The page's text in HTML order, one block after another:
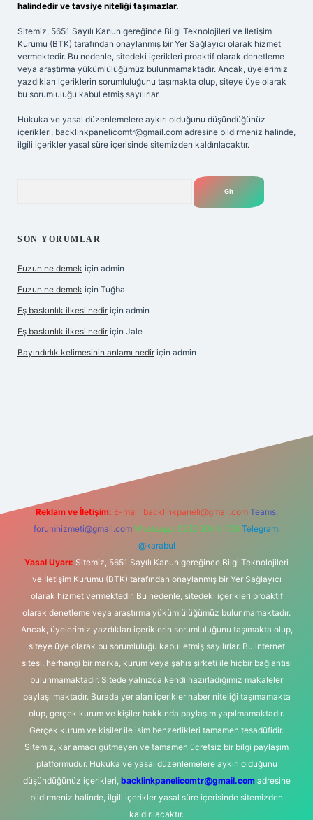
halindedir ve tavsiye niteliği taşımazlar.
Sitemiz, 5651 Sayılı Kanun gereğince Bilgi Teknolojileri ve İletişim
Kurumu (BTK) tarafından onaylanmış bir Yer Sağlayıcı olarak hizmet
vermektedir. Bu nedenle, sitedeki içerikleri proaktif olarak denetleme
veya araştırma yükümlülüğümüz bulunmamaktadır. Ancak, üyelerimiz
yazdıkları içeriklerin sorumluluğunu taşımakta olup, siteye üye olarak
bu sorumluluğu kabul etmiş sayılırlar.
Hukuka ve yasal düzenlemelere aykırı olduğunu düşündüğünüz
içerikleri, backlinkpanelicomtr@gmail.com adresine bildirmeniz halinde,
ilgili içerikler yasal süre içerisinde sitemizden kaldırılacaktır.
SON YORUMLAR
Fuzun ne demek için admin
Fuzun ne demek için Tuğba
Eş baskınlık ilkesi nedir için admin
Eş baskınlık ilkesi nedir için Jale
Bayındırlık kelimesinin anlamı nedir için admin
Reklam ve İletişim: E-mail: backlinkpaneli@gmail.com Teams:
forumhizmeti@gmail.com Whatsapp: 0262 606 0 726 Telegram:
@karabul
Yasal Uyarı: Sitemiz, 5651 Sayılı Kanun gereğince Bilgi Teknolojileri
ve İletişim Kurumu (BTK) tarafından onaylanmış bir Yer Sağlayıcı
olarak hizmet vermektedir. Bu nedenle, sitedeki içerikleri proaktif
olarak denetleme veya araştırma yükümlülüğümüz bulunmamaktadır.
Ancak, üyelerimiz yazdıkları içeriklerin sorumluluğunu taşımakta olup,
siteye üye olarak bu sorumluluğu kabul etmiş sayılırlar. Bu internet
sitesi, herhangi bir marka, kurum veya şahıs şirketi ile hiçbir bağlantısı
bulunmamaktadır. Sitede yalnızca kendi hazırladığımız makaleler
paylaşılmaktadır. Burada yer alan içerikler haber niteliği taşımamakta
olup, gerçek kurum ve kişiler hakkında paylaşım yapılmamaktadır.
Gerçek kurum ve kişiler ile isim benzerlikleri tamamen tesadüfidir.
Sitemiz, kar amacı gütmeyen ve tamamen ücretsiz bir bilgi paylaşım
platformudur. Hukuka ve yasal düzenlemelere aykırı olduğunu
düşündüğünüz içerikleri, backlinkpanelicomtr@gmail.comadresine
bildirmeniz halinde, ilgili içerikler yasal süre içerisinde sitemizden
kaldırılacaktır.